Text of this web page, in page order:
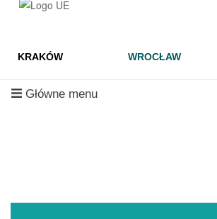
KRAKÓW WROCŁAW
mobilne
Główne menu